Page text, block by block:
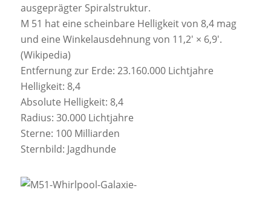
ausgeprägter Spiralstruktur.
M 51 hat eine scheinbare Helligkeit von 8,4 mag
und eine Winkelausdehnung von 11,2′ × 6,9′.
(Wikipedia)
Entfernung zur Erde: 23.160.000 Lichtjahre
Helligkeit: 8,4
Absolute Helligkeit: 8,4
Radius: 30.000 Lichtjahre
Sterne: 100 Milliarden
Sternbild: Jagdhunde